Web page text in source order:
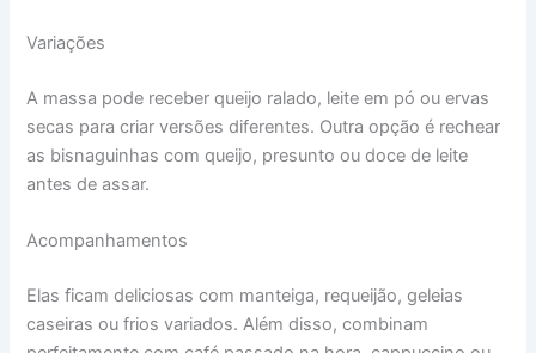
Variações
A massa pode receber queijo ralado, leite em pó ou ervas
secas para criar versões diferentes. Outra opção é rechear
as bisnaguinhas com queijo, presunto ou doce de leite
antes de assar.
Acompanhamentos
Elas ficam deliciosas com manteiga, requeijão, geleias
caseiras ou frios variados. Além disso, combinam